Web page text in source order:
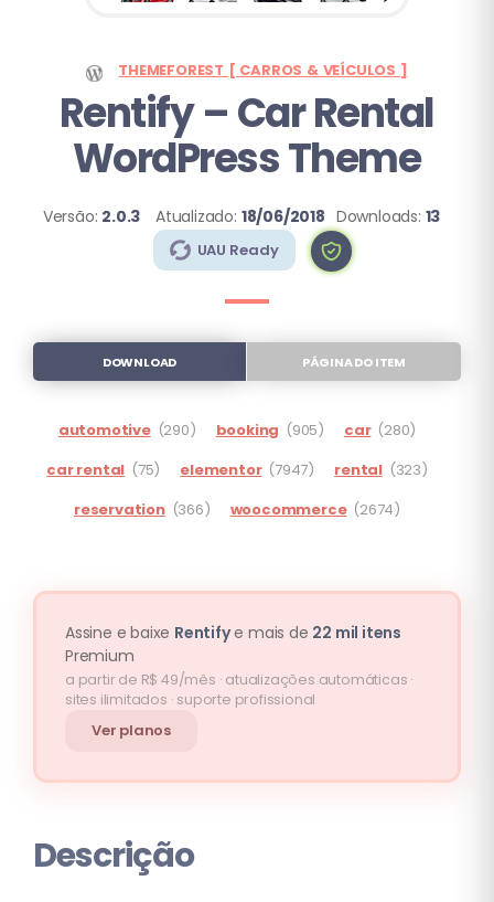
THEMEFOREST [ CARROS & VEÍCULOS ]
Rentify– Car Rental
WordPress Theme
Versão: 2.0.3 Atualizado: 18/06/2018 Downloads: 13
UAU Ready
DOWNLOAD PÁGINA DO ITEM
automotive (290) booking (905) car (280)
car rental (75) elementor (7947) rental (323)
reservation (366) woocommerce (2674)
Assine e baixe Rentifye mais de 22 mil itens
Premium
a partir de R$ 49/mês · atualizações automáticas ·
sites ilimitados · suporte profissional
Ver planos
Descrição